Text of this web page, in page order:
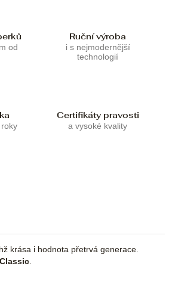
od
Ruční výroba
i s nejmodernější
technologií
Certifikáty pravosti
a vysoké kvality
krása i hodnota přetrvá generace.
Classic